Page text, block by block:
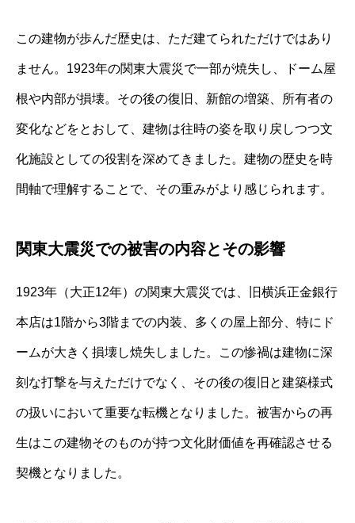
この建物が歩んだ歴史は、ただ建てられただけではあり
ません。1923年の関東大震災で一部が焼失し、ドーム屋
根や内部が損壊。その後の復旧、新館の増築、所有者の
変化などをとおして、建物は往時の姿を取り戻しつつ文
化施設としての役割を深めてきました。建物の歴史を時
間軸で理解することで、その重みがより感じられます。
関東大震災での被害の内容とその影響
1923年（大正12年）の関東大震災では、旧横浜正金銀行
本店は1階から3階までの内装、多くの屋上部分、特にド
ームが大きく損壊し焼失しました。この惨禍は建物に深
刻な打撃を与えただけでなく、その後の復旧と建築様式
の扱いにおいて重要な転機となりました。被害からの再
生はこの建物そのものが持つ文化財価値を再確認させる
契機となりました。